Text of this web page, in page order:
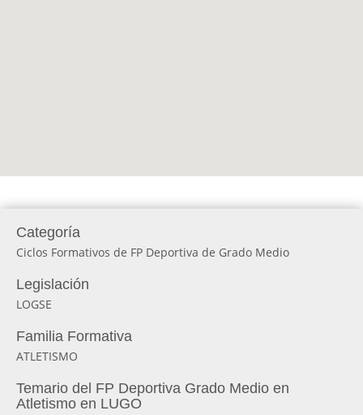
Categoría
Ciclos Formativos de FP Deportiva de Grado Medio
Legislación
LOGSE
Familia Formativa
ATLETISMO
Temario del FP Deportiva Grado Medio en
Atletismo en LUGO